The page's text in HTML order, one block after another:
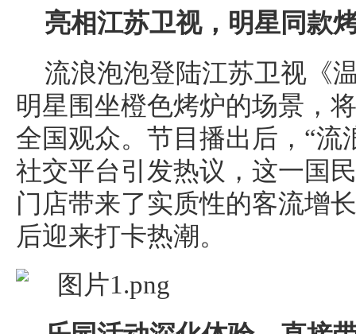
亮相江苏卫视，明星同款
流浪泡泡登陆江苏卫视《
明星围坐橙色烤炉的场景，
全国观众。节目播出后，“流
社交平台引发热议，这一国
门店带来了实质性的客流增
后迎来打卡热潮。